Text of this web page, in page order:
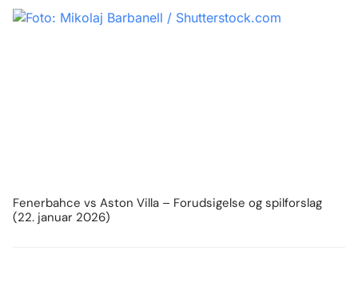
Fenerbahce vs Aston Villa – Forudsigelse og spilforslag
(22. januar 2026)